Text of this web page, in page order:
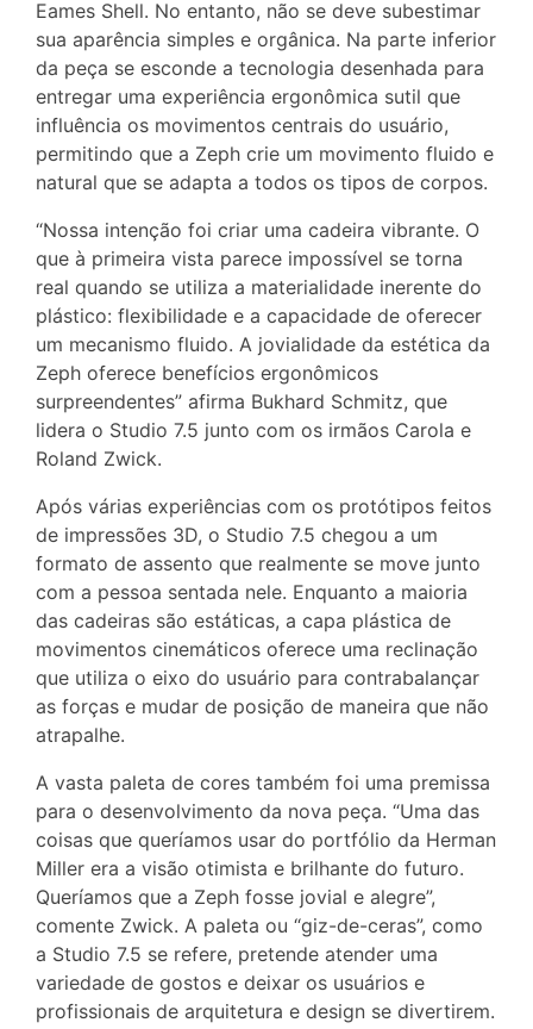
Eames Shell. No entanto, não se deve subestimar
sua aparência simples e orgânica. Na parte inferior
da peça se esconde a tecnologia desenhada para
entregar uma experiência ergonômica sutil que
influência os movimentos centrais do usuário,
permitindo que a Zeph crie um movimento fluido e
natural que se adapta a todos os tipos de corpos.
“Nossa intenção foi criar uma cadeira vibrante. O
que à primeira vista parece impossível se torna
real quando se utiliza a materialidade inerente do
plástico: flexibilidade e a capacidade de oferecer
um mecanismo fluido. A jovialidade da estética da
Zeph oferece benefícios ergonômicos
surpreendentes” afirma Bukhard Schmitz, que
lidera o Studio 7.5 junto com os irmãos Carola e
Roland Zwick.
Após várias experiências com os protótipos feitos
de impressões 3D, o Studio 7.5 chegou a um
formato de assento que realmente se move junto
com a pessoa sentada nele. Enquanto a maioria
das cadeiras são estáticas, a capa plástica de
movimentos cinemáticos oferece uma reclinação
que utiliza o eixo do usuário para contrabalançar
as forças e mudar de posição de maneira que não
atrapalhe.
A vasta paleta de cores também foi uma premissa
para o desenvolvimento da nova peça. “Uma das
coisas que queríamos usar do portfólio da Herman
Miller era a visão otimista e brilhante do futuro.
Queríamos que a Zeph fosse jovial e alegre”,
comente Zwick. A paleta ou “giz-de-ceras”, como
a Studio 7.5 se refere, pretende atender uma
variedade de gostos e deixar os usuários e
profissionais de arquitetura e design se divertirem.